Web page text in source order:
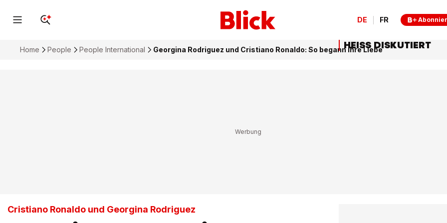
DE FR
Home People People International Georgina Rodriguez und Cristiano Ronaldo: So begann ihre Liebe
Cristiano Ronaldo und Georgina Rodriguez
HEISS DISKUTIERT